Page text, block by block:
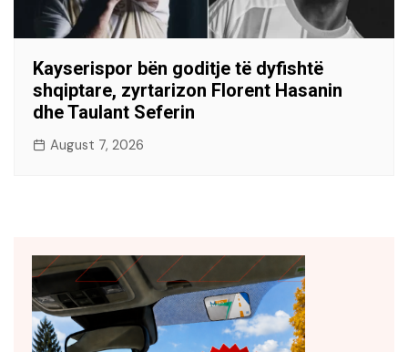
Kayserispor bën goditje të dyfishtë
shqiptare, zyrtarizon Florent Hasanin
dhe Taulant Seferin
August 7, 2026